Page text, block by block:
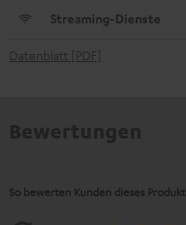
Streaming-Dienste
Datenblatt [PDF]
So bewerten Kunden dieses Produkt